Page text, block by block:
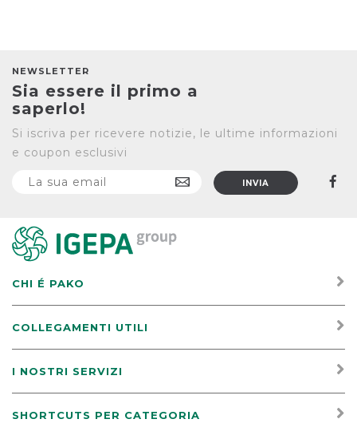
NEWSLETTER
Sia essere il primo a
saperlo!
Si iscriva per ricevere notizie, le ultime informazioni
e coupon esclusivi
CHI É PAKO
COLLEGAMENTI UTILI
I NOSTRI SERVIZI
SHORTCUTS PER CATEGORIA